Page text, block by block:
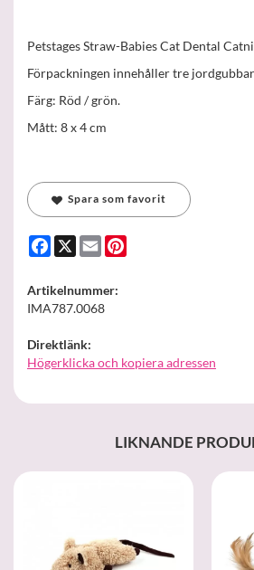
Petstages Straw-Babies Cat Dental
Förpackningen innehåller tre
Färg: Röd / grön.
Mått: 8 x 4 cm
Spara som favorit
Facebook
X Email
Artikelnummer:
IMA787.0068
Direktlänk:
Högerklicka och kopiera adressen
LIKNANDE